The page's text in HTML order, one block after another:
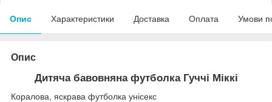
Опис Характеристики Доставка Оплата Умови
Опис
Дитяча бавовняна футболка Гуччі Міккі
Коралова, яскрава футболка унісекс